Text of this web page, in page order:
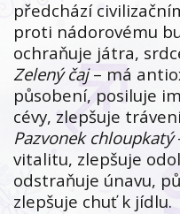
předchází
proti nádorovému
ochraňuje játra,
Zelený čaj– má
působení, posiluje
cévy, zlepšuje
Pazvonek chloupkatý
vitalitu, zlepšuje
odstraňuje únavu,
zlepšuje chuť k jídlu.